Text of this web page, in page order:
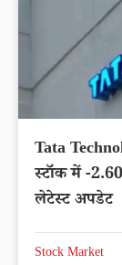
Tata
स्टॉक में -
लेटेस्ट अपडेट
Stock Market